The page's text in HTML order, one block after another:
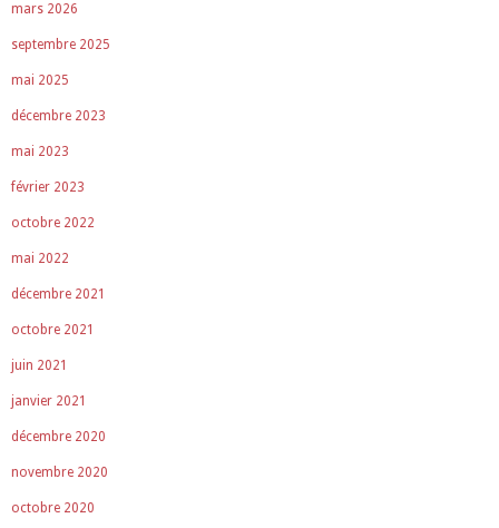
mars 2026
septembre 2025
mai 2025
décembre 2023
mai 2023
février 2023
octobre 2022
mai 2022
décembre 2021
octobre 2021
juin 2021
janvier 2021
décembre 2020
novembre 2020
octobre 2020